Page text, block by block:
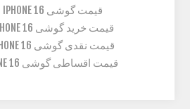
قیمت گوشی IPHONE 16 اپل
قیمت خرید گوشی IPHONE 16 اپل
قیمت نقدی گوشی IPHONE 16 اپل
قیمت اقساطی گوشی IPHONE 16 اپل